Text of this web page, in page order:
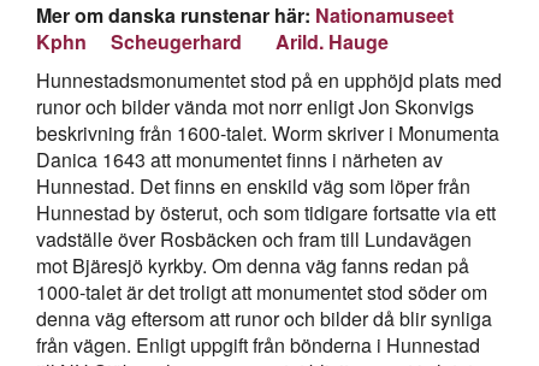
Mer om danska runstenar här: Nationamuseet
Kphn
Scheugerhard
Arild. Hauge
Hunnestadsmonumentet stod på en upphöjd plats med
runor och bilder vända mot norr enligt Jon Skonvigs
beskrivning från 1600-talet. Worm skriver i Monumenta
Danica 1643 att monumentet finns i närheten av
Hunnestad. Det finns en enskild väg som löper från
Hunnestad by österut, och som tidigare fortsatte via ett
vadställe över Rosbäcken och fram till Lundavägen
mot Bjäresjö kyrkby. Om denna väg fanns redan på
1000-talet är det troligt att monumentet stod söder om
denna väg eftersom att runor och bilder då blir synliga
från vägen. Enligt uppgift från bönderna i Hunnestad